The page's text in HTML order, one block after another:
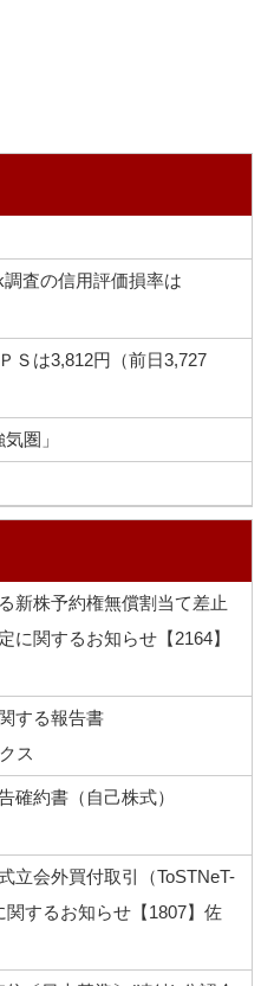
査の信用評価損率は
Ｓは3,812円（前日3,727
圏」
新株予約権無償割当て差止
に関するお知らせ【2164】
する報告書
ス
確約書（自己株式）
立会外買付取引（ToSTNeT-
するお知らせ【1807】佐